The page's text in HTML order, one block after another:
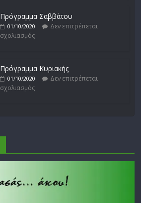
Πρόγραμμα Σαββάτου
01/10/2020
Δεν επιτρέπεται
σχολιασμός
Πρόγραμμα Κυριακής
01/10/2020
Δεν επιτρέπεται
σχολιασμός